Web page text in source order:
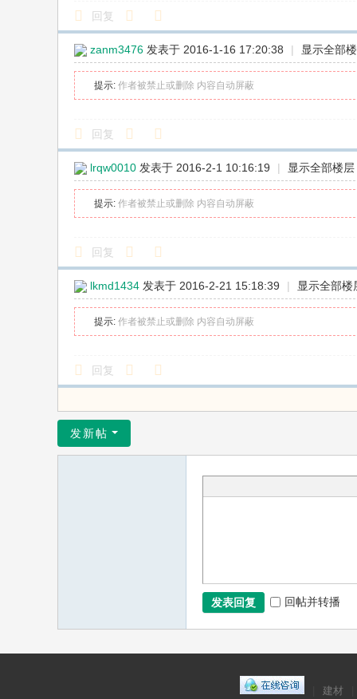
回复
zanm3476 发表于 2016-1-16 17:20:38 | 显示全部
提示: 作者被禁止或删除 内容自动屏蔽
回复
lrqw0010 发表于 2016-2-1 10:16:19 | 显示全部楼层
提示: 作者被禁止或删除 内容自动屏蔽
回复
lkmd1434 发表于 2016-2-21 15:18:39 | 显示全部楼
提示: 作者被禁止或删除 内容自动屏蔽
回复
发新帖
发表回复 回帖并转播
建材